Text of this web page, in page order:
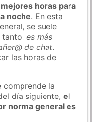
mejores horas para
noche. En esta
se suele
tanto,es más
de chat.
las horas de
comprende la
día siguiente,el
norma general es